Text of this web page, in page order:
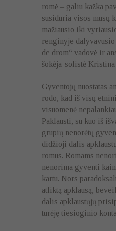
romė – galiu kažka
susiduria visos mūsų
mažiausio iki
renginyje dalyvavusio
de drom“ vadovė ir
šokėja-solistė
Gyventojų nuostatas
rodo, kad iš visų
visuomenė
Paklausti, su kuo iš
grupių nenorėtų
didžioji dalis
romus. Romams
nenorima gyventi
kartu. Nors
atliktą apklausą,
dalis apklaustųjų
turėję tiesioginio